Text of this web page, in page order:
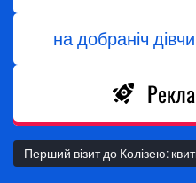
на добраніч
Перший візит до Колізею: